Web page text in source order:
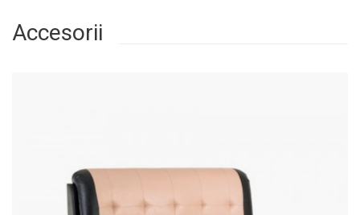
Accesorii